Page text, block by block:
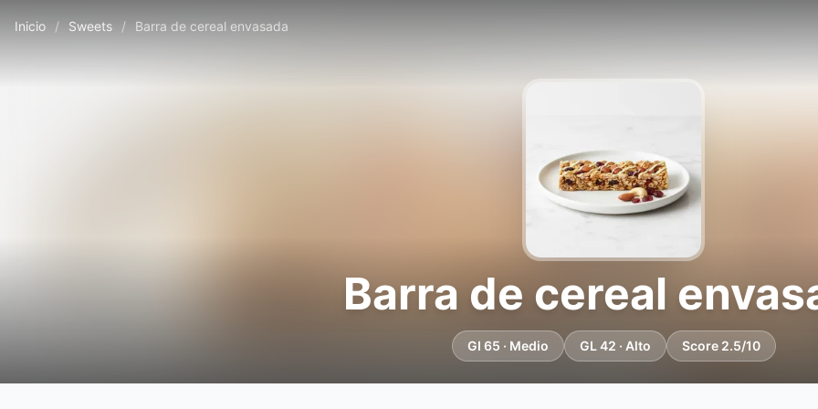
Inicio / Sweets / Barra de cereal envasada
Barra de cereal
GI 65 · Medio GL 42 · Alto Score 2.5/10